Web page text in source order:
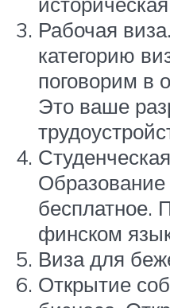
Рабочая
категорию
поговорим в
Это ваше
бесплатное.
финском
Виза для
Открытие